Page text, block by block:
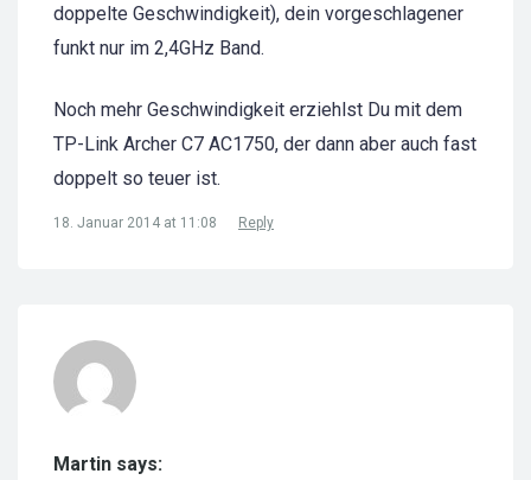
doppelte Geschwindigkeit), dein vorgeschlagener
funkt nur im 2,4GHz Band.
Noch mehr Geschwindigkeit erziehlst Du mit dem
TP-Link Archer C7 AC1750, der dann aber auch fast
doppelt so teuer ist.
18. Januar 2014 at 11:08 Reply
Martin says: